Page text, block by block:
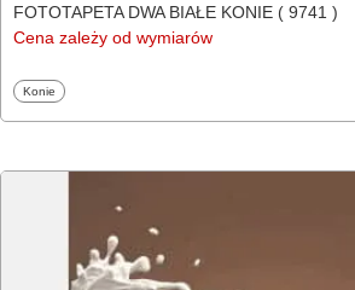
FOTOTAPETA DWA BIAŁE KONIE ( 9741 )
Cena zależy od wymiarów
Fototapety
Konie